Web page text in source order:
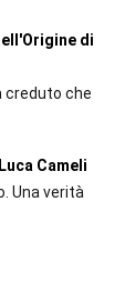
di
creduto che
Cameli
Una verità